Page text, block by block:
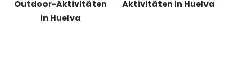
Outdoor-Aktivitäten
in Huelva
Aktivitäten in Huelva